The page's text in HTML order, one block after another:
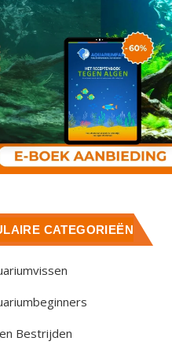
CATEGORIEËN
Bestrijden